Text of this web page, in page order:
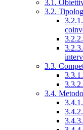
3.1.
3.2.
3.3.
3.4.